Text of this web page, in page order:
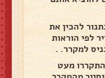
להכין את
לפי הוראות
למקרר. .
מעט